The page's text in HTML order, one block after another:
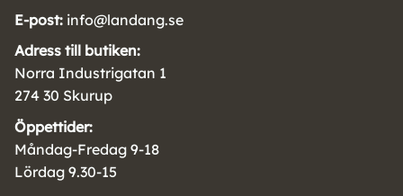
E-post: info@landang.se
Adress till butiken:
Norra Industrigatan 1
274 30 Skurup
Öppettider:
Måndag-Fredag 9-18
Lördag 9.30-15